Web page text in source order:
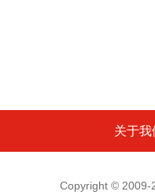
关于我
Copyright © 2009-